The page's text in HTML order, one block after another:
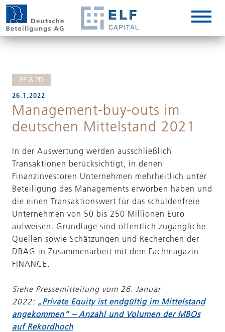
PE & PD
26.1.2022
Management-buy-outs im
deutschen Mittelstand 2021
In der Auswertung werden ausschließlich
Transaktionen berücksichtigt, in denen
Finanzinvestoren Unternehmen mehrheitlich unter
Beteiligung des Managements erworben haben und
die einen Transaktionswert für das schuldenfreie
Unternehmen von 50 bis 250 Millionen Euro
aufweisen. Grundlage sind öffentlich zugängliche
Quellen sowie Schätzungen und Recherchen der
DBAG in Zusammenarbeit mit dem Fachmagazin
FINANCE.
Siehe Pressemitteilung vom 26. Januar
2022: „Private Equity ist endgültig im Mittelstand
angekommen“ – Anzahl und Volumen der MBOs
auf Rekordhoch